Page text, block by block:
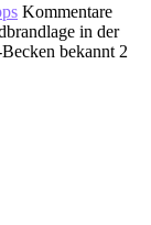
Kommentare
in der
bekannt 2